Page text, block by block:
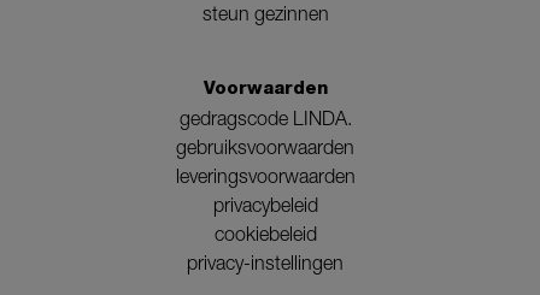
steun gezinnen
Voorwaarden
gedragscode LINDA.
gebruiksvoorwaarden
leveringsvoorwaarden
privacybeleid
cookiebeleid
privacy-instellingen